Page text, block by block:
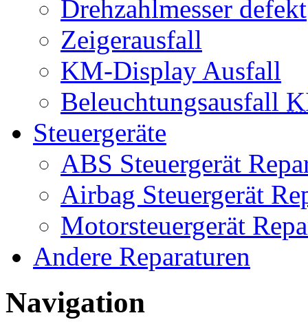
Drehzahlmesser defekt
Zeigerausfall
KM-Display Ausfall
Beleuchtungsausfall
Steuergeräte
ABS Steuergerät
Airbag Steuergerät
Motorsteuergerät
Andere Reparaturen
Navigation